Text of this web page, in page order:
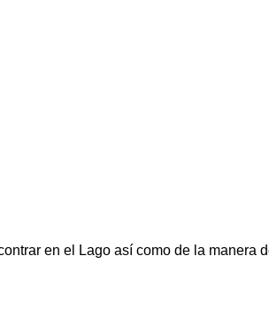
en el Lago así como de la manera